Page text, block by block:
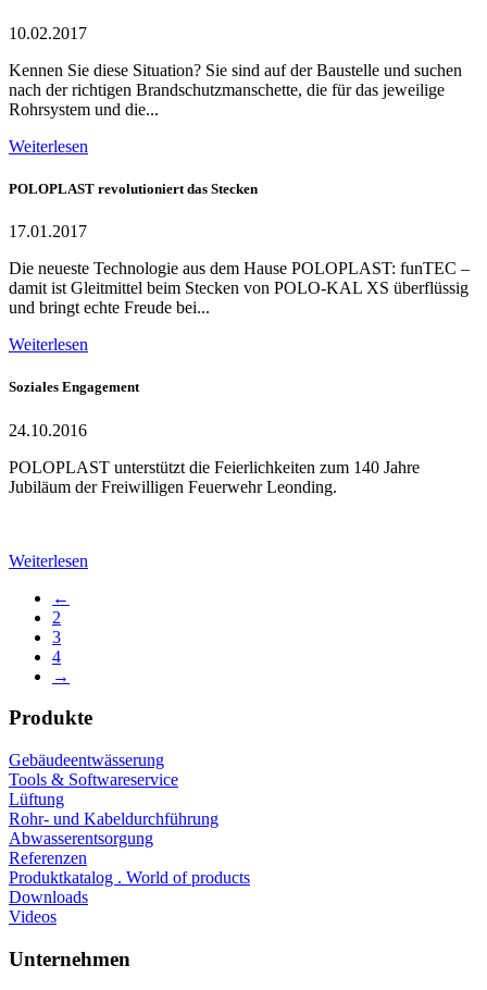
10.02.2017
Kennen Sie diese Situation? Sie sind auf der Baustelle und suchen
nach der richtigen Brandschutzmanschette, die für das jeweilige
Rohrsystem und die...
Weiterlesen
POLOPLAST revolutioniert das Stecken
17.01.2017
Die neueste Technologie aus dem Hause POLOPLAST: funTEC –
damit ist Gleitmittel beim Stecken von POLO-KAL XS überflüssig
und bringt echte Freude bei...
Weiterlesen
Soziales Engagement
24.10.2016
POLOPLAST unterstützt die Feierlichkeiten zum 140 Jahre
Jubiläum der Freiwilligen Feuerwehr Leonding.
Weiterlesen
←
2
3
4
→
Produkte
Gebäudeentwässerung
Tools & Softwareservice
Lüftung
Rohr- und Kabeldurchführung
Abwasserentsorgung
Referenzen
Produktkatalog . World of products
Downloads
Videos
Unternehmen